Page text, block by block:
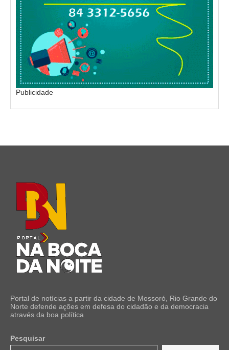
Publicidade
Portal de notícias a partir da cidade de Mossoró, Rio Grande do
Norte defende ações em defesa do cidadão e da democracia
através da boa política
Pesquisar